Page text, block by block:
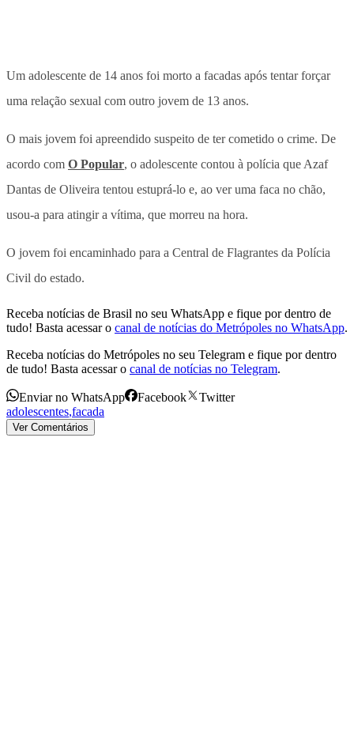
Um adolescente de 14 anos foi morto a facadas após tentar forçar
uma relação sexual com outro jovem de 13 anos.
O mais jovem foi apreendido suspeito de ter cometido o crime. De
acordo com O Popular, o adolescente contou à polícia que Azaf
Dantas de Oliveira tentou estuprá-lo e, ao ver uma faca no chão,
usou-a para atingir a vítima, que morreu na hora.
O jovem foi encaminhado para a Central de Flagrantes da Polícia
Civil do estado.
Receba notícias de Brasil no seu WhatsApp e fique por dentro de
tudo! Basta acessar o canal de notícias do Metrópoles no WhatsApp.
Receba notícias do Metrópoles no seu Telegram e fique por dentro
de tudo! Basta acessar o canal de notícias no Telegram.
Enviar no WhatsApp Facebook
Twitter
adolescentes,facada
Ver Comentários